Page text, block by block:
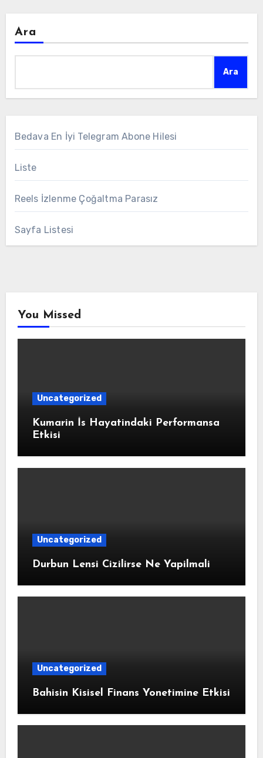
Ara
Ara
Bedava En İyi Telegram Abone Hilesi
Liste
Reels İzlenme Çoğaltma Parasız
Sayfa Listesi
You Missed
Uncategorized
Kumarin İs Hayatindaki Performansa
Etkisi
Uncategorized
Durbun Lensi Cizilirse Ne Yapilmali
Uncategorized
Bahisin Kisisel Finans Yonetimine Etkisi